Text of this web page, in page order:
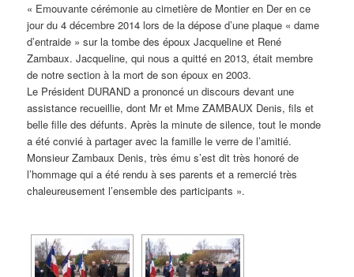
« Emouvante cérémonie au cimetière de Montier en Der en ce
jour du 4 décembre 2014 lors de la dépose d’une plaque « dame
d’entraide » sur la tombe des époux Jacqueline et René
Zambaux. Jacqueline, qui nous a quitté en 2013, était membre
de notre section à la mort de son époux en 2003.
Le Président DURAND a prononcé un discours devant une
assistance recueillie, dont Mr et Mme ZAMBAUX Denis, fils et
belle fille des défunts. Après la minute de silence, tout le monde
a été convié à partager avec la famille le verre de l’amitié.
Monsieur Zambaux Denis, très ému s’est dit très honoré de
l’hommage qui a été rendu à ses parents et a remercié très
chaleureusement l’ensemble des participants ».